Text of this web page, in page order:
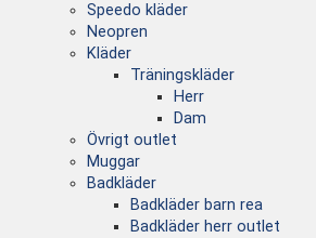
Speedo kläder
Neopren
Kläder
Träningskläder
Herr
Dam
Övrigt outlet
Muggar
Badkläder
Badkläder barn rea
Badkläder herr outlet